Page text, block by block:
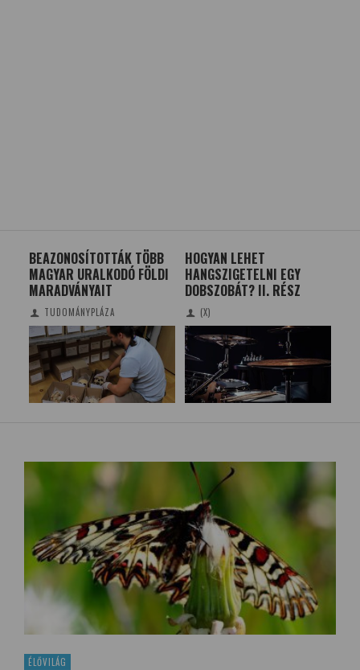
BEAZONOSÍTOTTÁK TÖBB
MAGYAR URALKODÓ FÖLDI
MARADVÁNYAIT
TUDOMÁNYPLÁZA
HOGYAN LEHET
HANGSZIGETELNI EGY
DOBSZOBÁT? II. RÉSZ
(X)
ÉLŐVILÁG